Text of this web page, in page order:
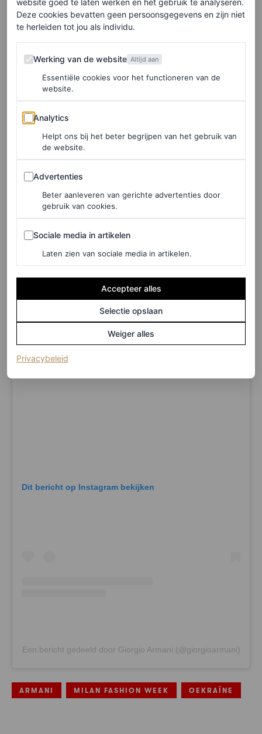
Soms klinkt er opnieuw applaus, maar de overige
veertien minuten blijven stil.
Kracht door stilte
Giorgio Armani’s statement bewijst dat spreken zilver is
en zwijgen echt goud. “Ik kan alleen mijn gevoel over de
tragedie in Oekraïne tonen door stilte”, vertelt de
ontwerper tegen de Britse Vogue
showmuziek. Het beste is een signaal geven dat we niet
gelukkig zijn. Te erkennen dat er iets verontrustends
gebeurt. Ik denk dat de ontwerpen nog krachtiger worden
door de stilte.”
Bekijk hieronder het misschien wel meest bijzondere
moment tijdens Milan Fashion Week.
Dit bericht op Instagram bekijken
Een bericht gedeeld door Giorgio Armani (@giorgioarmani)
ARMANI MILAN FASHION WEEK OEKRAÏNE
Deze cookies bevatten geen persoonsgegevens en zijn niet
te herleiden tot jou als individu.
Werking van de website
Werking van de website Altijd aan
Essentiële cookies voor het functioneren van de
website.
Analytics
Analytics
Helpt ons bij het beter begrijpen van het gebruik van
de website.
Advertenties
Advertenties
Beter aanleveren van gerichte advertenties door
gebruik van cookies.
Sociale media in artikelen
Sociale media in artikelen
Laten zien van sociale media in artikelen.
Accepteer alles
Selectie opslaan
Weiger alles
Privacybeleid